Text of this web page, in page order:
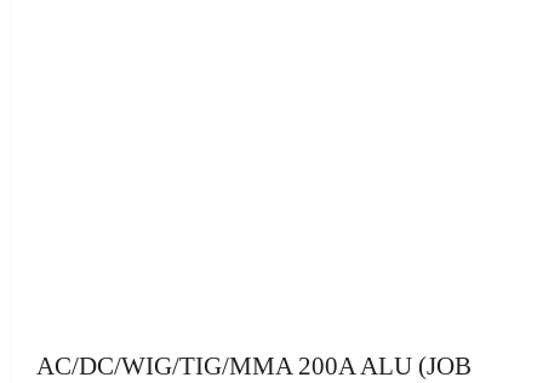
AC/DC/WIG/TIG/MMA 200A ALU (JOB